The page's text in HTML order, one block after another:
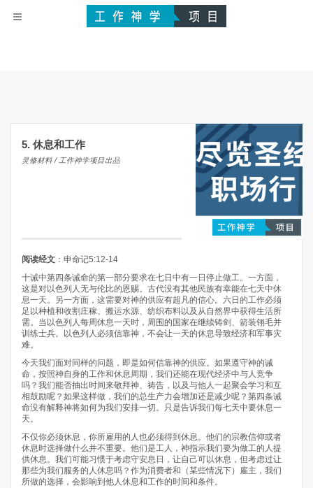
5. 休息和工作
灵修材料 / 工作神学项目出品
阅读经文 ：申命记5:12-14
十诫中第四条诫命的第一部分要求在七日中有一日停止做工。一方面，
这是对以色列人无与伦比的恩赐。古代没有其他民族有幸能在七天中休
息一天。另一方面，这需要对神的供应有超凡的信心。六日的工作必须
足以种植和收割庄稼、搬运水源、纺织布料以及从自然界中获得生活所
需。当以色列人每周休息一天时，周围的国家在继续铸剑、箭装翎毛并
训练士兵。以色列人必须信靠神，不会让一天的休息导致经济和军事灾
难。
今天我们面对同样的问题，即是如何信靠神的供应。如果遵守神的诫
命，按照神自身的工作和休息周期，我们还能在现代经济中与人竞争
吗？我们能否抽出时间来敬拜神、祷告，以及与他人一起聚会学习和互
相鼓励呢？如果这样做，我们的总生产力会增加还是减少呢？第四条诫
命没有解释神将如何为我们安排一切。只是告诉我们每七天中要休息一
天。
不仅你必须休息，你所雇用的人也必须得到休息。他们的宗教信仰或者
休息时选择做什么并不重要。他们是工人，神指示我们要为做工的人提
供休息。我们可能习惯于考虑守安息日，让自己可以休息，但考虑过让
那些为我们服务的人休息吗？作为消费者和（某些情况下）雇主，我们
所做的选择，会影响到他人休息和工作的时间和条件。